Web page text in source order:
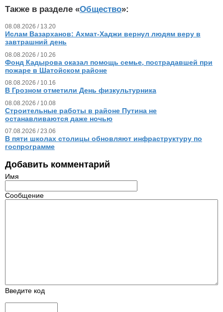
Также в разделе «Общество»:
08.08.2026 / 13.20
Ислам Вазарханов: Ахмат-Хаджи вернул людям веру в
завтрашний день
08.08.2026 / 10.26
Фонд Кадырова оказал помощь семье, пострадавшей при
пожаре в Шатойском районе
08.08.2026 / 10.16
В Грозном отметили День физкультурника
08.08.2026 / 10.08
Строительные работы в районе Путина не
останавливаются даже ночью
07.08.2026 / 23.06
В пяти школах столицы обновляют инфраструктуру по
госпрограмме
Добавить комментарий
Имя
Сообщение
Введите код